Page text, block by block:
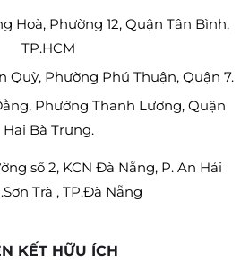
Hoà, Phường 12, Quận Tân Bình,
TP.HCM
Quỳ, Phường Phú Thuận, Quận 7.
Phường Thanh Lương, Quận
Hai Bà Trưng.
số 2, KCN Đà Nẵng, P. An Hải
Trà , TP.Đà Nẵng
KẾT HỮU ÍCH